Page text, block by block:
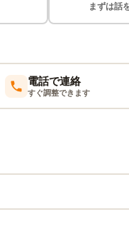
まずは話
電話で連絡
すぐ調整できます